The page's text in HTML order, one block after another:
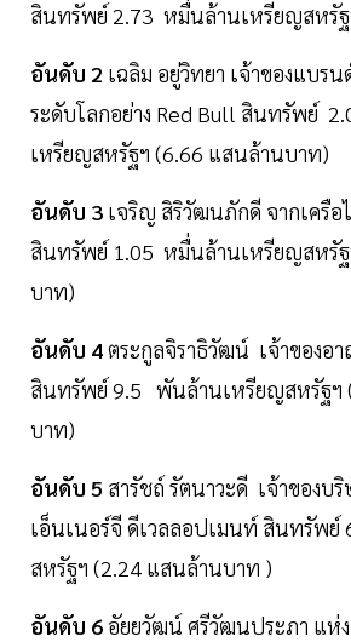
สินทรัพย์ 2.73 หมื่นล้านเหรียญสหรั
อันดับ 2 เฉลิม อยู่วิทยา เจ้าของแบรน
ระดับโลกอย่าง Red Bull สินทรัพย์
เหรียญสหรัฐฯ (6.66 แสนล้านบาท)
อันดับ 3 เจริญ สิริวัฒนภักดี จากเครือ
สินทรัพย์ 1.05 หมื่นล้านเหรียญสหรั
บาท)
อันดับ 4ตระกูลจิราธิวัฒน์ เจ้าของอ
สินทรัพย์ 9.5 พันล้านเหรียญสหรัฐฯ
บาท)
อันดับ 5 สารัชถ์ รัตนาวะดี เจ้าของบ
เอ็นเนอร์จี ดีเวลลอปเมนท์ สินทรัพ
สหรัฐฯ (2.24 แสนล้านบาท )
อันดับ 6 อัยยวัฒน์ ศรีวัฒนประภา แห่ง